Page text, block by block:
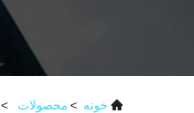
خونه >محصولات >